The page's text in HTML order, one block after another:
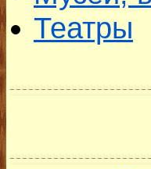
Театры